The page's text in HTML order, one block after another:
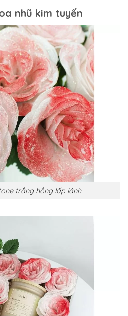
nhũ kim tuyến
trắng hồng lấp lánh